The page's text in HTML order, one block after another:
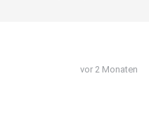
vor 2 Monaten